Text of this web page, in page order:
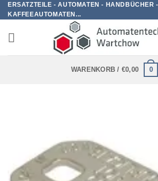
Zum
Inhalt
springen
ERSATZTEILE - AUTOMATEN - HANDBÜCHER
KAFFEEAUTOMATEN...
WARENKORB / €0,00 0